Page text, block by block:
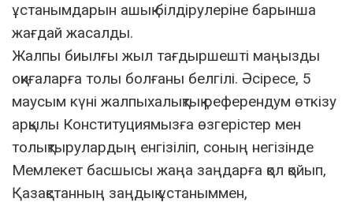
ұстанымдарын ашық білдірулеріне барынша
жағдай жасалды.
Жалпы биылғы жыл тағдыршешті маңызды
оқиғаларға толы болғаны белгілі. Әсіресе, 5
маусым күні жалпыхалықтық референдум өткізу
арқылы Конституциямызға өзгерістер мен
толықтырулардың енгізіліп, соның негізінде
Мемлекет басшысы жаңа заңдарға қол қойып,
Қазақстанның заңдық ұстаныммен,